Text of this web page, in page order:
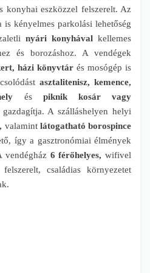
konyhai eszközzel felszerelt. Az
is kényelmes parkolási lehetőség
nyári konyhával kellemes
és borozáshoz. A vendégek
házi könyvtár és mosógép is
asztalitenisz, kemence,
éspiknik kosár vagy
A szálláshelyen helyi
valamintlátogatható borospince
így a gasztronómiai élmények
vendégház6 férőhelyes, wifivel
családias környezetet